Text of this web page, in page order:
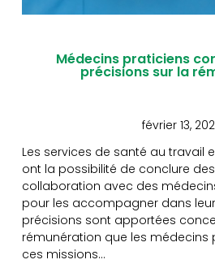
Médecins praticiens
précisions sur la
février 13,
Les services de santé au travail
ont la possibilité de conclure
collaboration avec des
pour les accompagner dans
précisions sont apportées
rémunération que les médecins
ces missions…